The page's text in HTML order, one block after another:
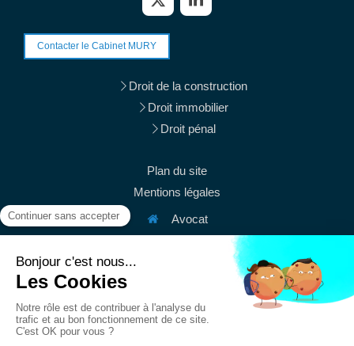
Contacter le Cabinet MURY
Droit de la construction
Droit immobilier
Droit pénal
Plan du site
Mentions légales
Avocat
38 rue du Mont Thabor
Afficher le téléphone
contact@mury-avocats.fr